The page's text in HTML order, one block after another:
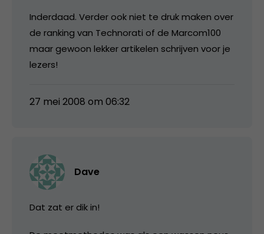
Inderdaad. Verder ook niet te druk maken over
de ranking van Technorati of de Marcom100
maar gewoon lekker artikelen schrijven voor je
lezers!
27 mei 2008 om 06:32
Dave
Dat zat er dik in!